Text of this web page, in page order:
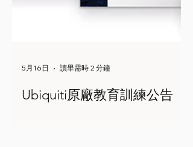
Ubiquiti原廠教育訓練公告
5月16日 讀畢需時 2 分鐘